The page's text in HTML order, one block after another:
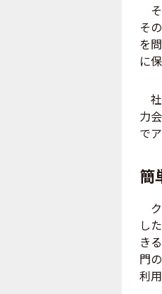
そ
を
に
力
で
簡
し
き
門
利